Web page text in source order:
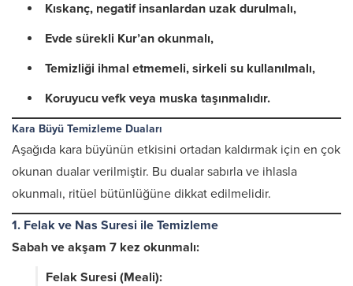
Kıskanç, negatif insanlardan uzak durulmalı,
Evde sürekli Kur’an okunmalı,
Temizliği ihmal etmemeli, sirkeli su kullanılmalı,
Koruyucu vefk veya muska taşınmalıdır.
Kara Büyü Temizleme Duaları
Aşağıda kara büyünün etkisini ortadan kaldırmak için en çok
okunan dualar verilmiştir. Bu dualar sabırla ve ihlasla
okunmalı, ritüel bütünlüğüne dikkat edilmelidir.
1. Felak ve Nas Suresi ile Temizleme
Sabah ve akşam 7 kez okunmalı:
Felak Suresi (Meali):